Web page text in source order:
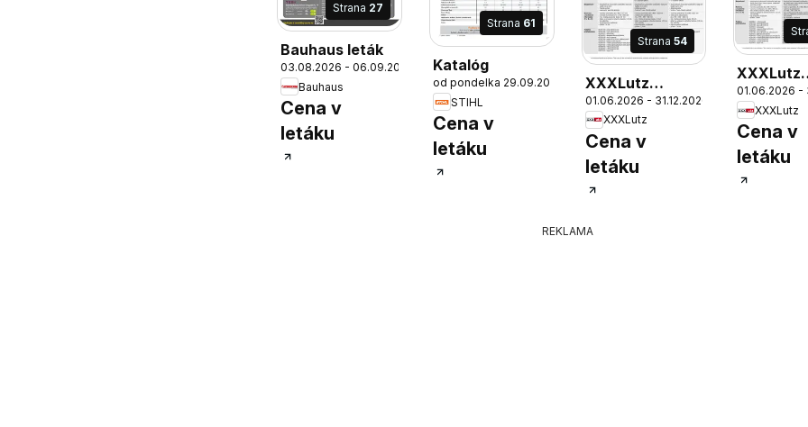
Strana 27
Bauhaus leták
03.08.2026 - 06.09.2026
Bauhaus
Cena v
letáku
Strana 61
Katalóg
od pondelka 29.09.2025
STIHL
Cena v
letáku
Strana54
XXXLutz
vstavané
spotrebiče
Bosch
01.06.2026 - 31.12.2026
XXXLutz
Cena v
letáku
XXXLutz
vstavané
spotrebiče
Bosch
01.06.2026 -
XXXLutz
Cena v
letáku
REKLAMA